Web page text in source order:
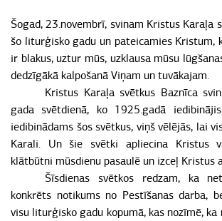
Šogad, 23.novembrī, svinam Kristus Karaļa
šo liturģisko gadu un pateicamies Kristum,
ir blakus, uztur mūs, uzklausa mūsu
dedzīgākā kalpošanā Viņam un tuvākajam.
Kristus Karaļa svētkus Baznīca
gada svētdienā, ko 1925.gadā
iedibinādams šos svētkus, viņš vēlējās, lai
Karali. Un šie svētki apliecina Kristus
klātbūtni mūsdienu pasaulē un izceļ Kristus
Šīsdienas svētkos redzam, ka
konkrēts notikums no Pestīšanas darba,
visu liturģisko gadu kopumā, kas nozīmē, ka